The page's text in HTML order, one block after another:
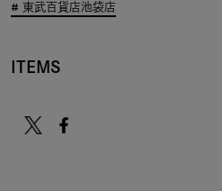
東武百貨店池袋店
ITEMS